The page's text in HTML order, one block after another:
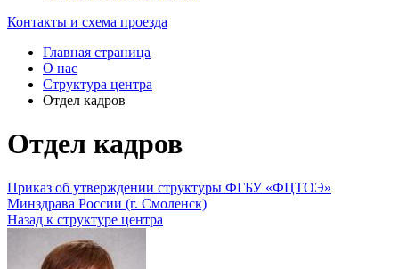
Контакты и схема проезда
Главная страница
О нас
Структура центра
Отдел кадров
Отдел кадров
Приказ об утверждении структуры ФГБУ «ФЦТОЭ»
Минздрава России (г. Смоленск)
Назад к структуре центра